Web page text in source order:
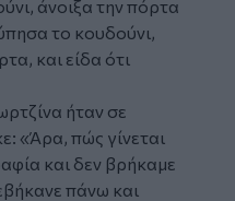
άνοιξα την πόρτα
το κουδούνι,
και είδα ότι
ήταν σε
«Άρα, πώς γίνεται
και δεν βρήκαμε
πάνω και